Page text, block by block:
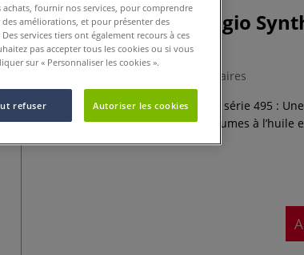
Brosse éventail Grigio
495
0 Commentaires
Brosse éventail Grigio Synthetics, série 495 :
pour les effets de matières et volumes à l’huile
fournir nos services, pour comprendre
améliorations, et pour présenter des
services tiers ont également recours à ces
pas accepter tous les cookies ou si vous
sur « Personnaliser les cookies ».
refuser Autoriser les cookies